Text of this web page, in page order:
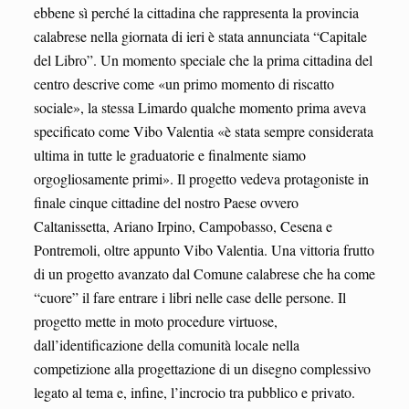
ebbene sì perché la cittadina che rappresenta la provincia
calabrese nella giornata di ieri è stata annunciata “Capitale
del Libro”. Un momento speciale che la prima cittadina del
centro descrive come «un primo momento di riscatto
sociale», la stessa Limardo qualche momento prima aveva
specificato come Vibo Valentia «è stata sempre considerata
ultima in tutte le graduatorie e finalmente siamo
orgogliosamente primi». Il progetto vedeva protagoniste in
finale cinque cittadine del nostro Paese ovvero
Caltanissetta, Ariano Irpino, Campobasso, Cesena e
Pontremoli, oltre appunto Vibo Valentia. Una vittoria frutto
di un progetto avanzato dal Comune calabrese che ha come
“cuore” il fare entrare i libri nelle case delle persone. Il
progetto mette in moto procedure virtuose,
dall’identificazione della comunità locale nella
competizione alla progettazione di un disegno complessivo
legato al tema e, infine, l’incrocio tra pubblico e privato.